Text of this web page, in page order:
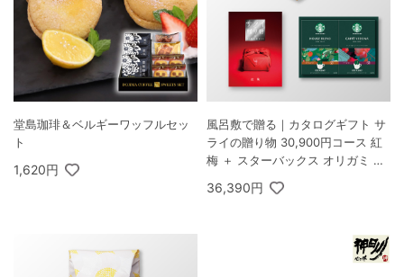
堂島珈琲＆ベルギーワッフルセッ
ト
1,620円
風呂敷で贈る｜カタログギフト サ
ライの贈り物 30,900円コース 紅
梅 ＋ スターバックス オリガミ パ
B
36,390円